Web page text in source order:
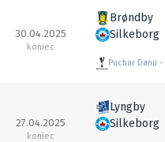
30.04.2025
koniec
Brøndby
Silkeborg
Puchar Danii
27.04.2025
koniec
Lyngby
Silkeborg